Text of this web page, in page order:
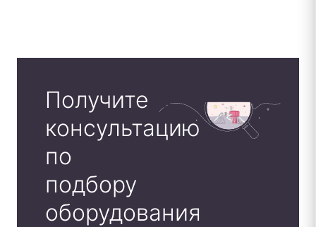
Получите
консультацию
по
подбору
оборудования